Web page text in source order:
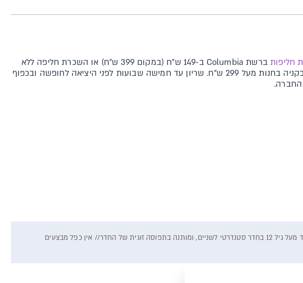
חליפות
ברשת Columbia ב-149 ש"ח (במקום 399 ש"ח) או השכרת חליפה ללא
עלות בקניה בחנות מעל 299 ש"ח. שריון עד חמישה שבועות לפני היציאה לחופשה ובכפוף
החברה.
המחיר המוצג וזמינות החופשה כפופים לזמינות רכיבי ההזמנה במלאי ספקי השירותים// המחיר המוצג הוא לנוסע בודד מעל גיל 12 בחדר סטנדרטי לשניים, ומותנה בתפוסה זוגית של החדר// אין כפל מבצעים